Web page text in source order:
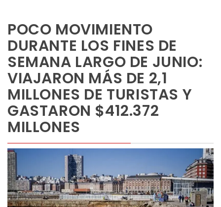
POCO MOVIMIENTO
DURANTE LOS FINES DE
SEMANA LARGO DE JUNIO:
VIAJARON MÁS DE 2,1
MILLONES DE TURISTAS Y
GASTARON $412.372
MILLONES